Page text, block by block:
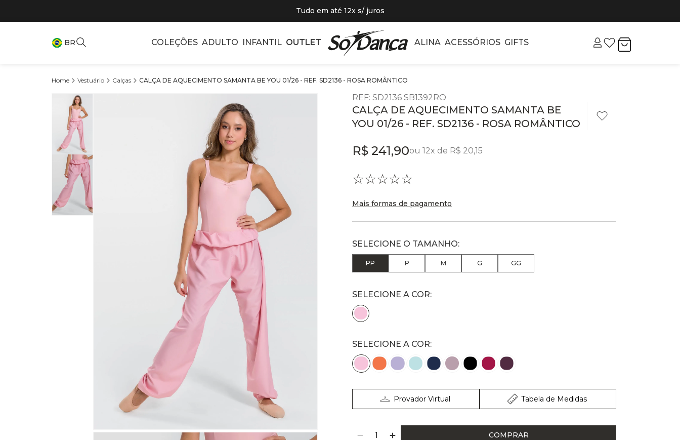
Tudo em até 12x s/ juros
BR COLEÇÕES ADULTO INFANTIL OUTLET ALINA ACESSÓRIOS GIFTS
Vestuário Calças CALÇA DE AQUECIMENTO SAMANTA BE YOU 01/26 - REF. SD2136 - ROSA ROMÂNTICO
REF: SD2136 SB1392RO
CALÇA DE AQUECIMENTO SAMANTA BE
YOU 01/26 - REF. SD2136 - ROSA ROMÂNTICO
R$ 241,90ou 12x de R$ 20,15
☆☆☆☆☆
Mais formas de pagamento
PP P M G GG
SELECIONE A COR:
Provador Virtual Tabela de Medidas
COMPRAR